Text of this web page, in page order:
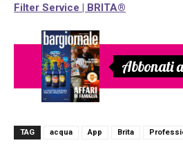
Filter Service | BRITA®
Abbonati
TAG acqua App Brita